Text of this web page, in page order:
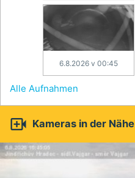
6.8.2026 v 00:45
Alle Aufnahmen
 Kameras in der Nähe